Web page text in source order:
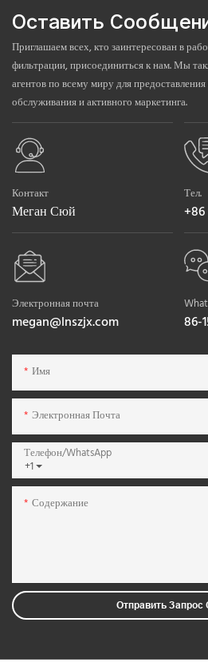
Оставить
Приглашаем всех, кто заинтересован в
фильтрации, присоединиться к нам. Мы
агентов по всему миру для предоставления
обслуживания и активного маркетинга.
Контакт
Меган Сюй
Тел.
+86
Электронная почта
megan@lnszjx.com 86-
Имя
Электронная Почта
+1
Телефон/WhatsApp
Содержание
Отправить Запрос